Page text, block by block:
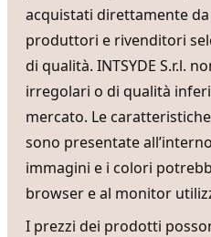
acquistati direttamente da
produttori e rivenditori
di qualità. INTSYDE S.r.l.
irregolari o di qualità
mercato. Le
sono presentate
immagini e i colori
browser e al monitor
I prezzi dei prodotti